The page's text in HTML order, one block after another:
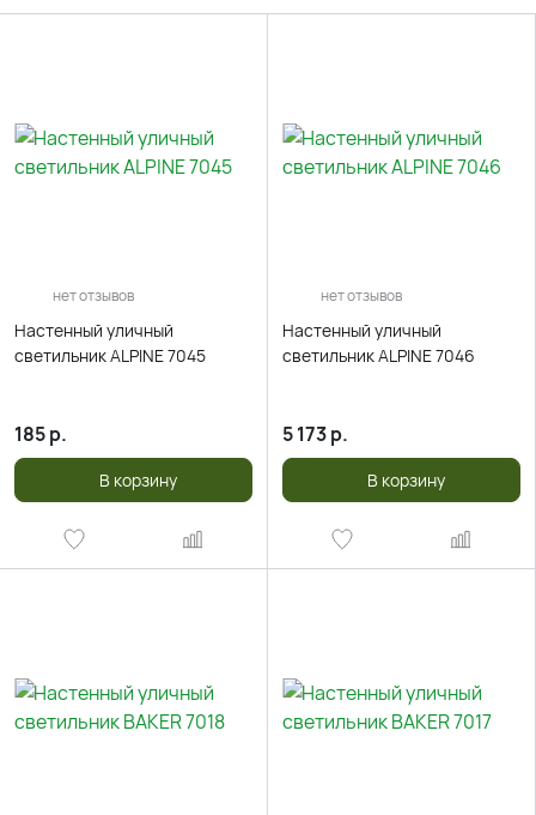
нет отзывов
Настенный уличный
светильник ALPINE 7045
185р.
В корзину
нет отзывов
Настенный уличный
светильник ALPINE 7046
5 173р.
В корзину